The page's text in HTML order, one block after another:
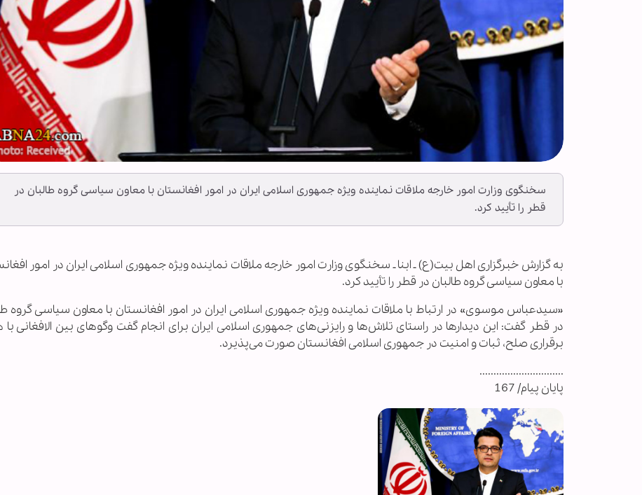
سخنگوی وزارت امور خارجه ملاقات نماینده ویژه جمهوری اسلامی ایران در امور افغانستان با معاون سیاسی گروه طالبان در
قطر را تأیید کرد.
به گزارش خبرگزاری اهل بیت(ع) ـ ابنا ـ سخنگوی وزارت امور خارجه ملاقات نماینده ویژه جمهوری اسلامی ایران در امور
با معاون سیاسی گروه طالبان در قطر را تأیید کرد.
«سیدعباس موسوی» در ارتباط با ملاقات نماینده ویژه جمهوری اسلامی ایران در امور افغانستان با معاون سیاسی گروه
در قطر گفت: این دیدارها در راستای تلاش‌ها و رایزنی‌های جمهوری اسلامی ایران برای انجام گفت وگوهای بین الافغانی
برقراری صلح، ثبات و امنیت در جمهوری اسلامی افغانستان صورت می‌پذیرد.
..............................
پایان پیام/ 167